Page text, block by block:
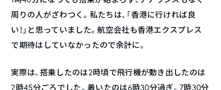
周りの人がざわつく。私たちは、「香港に行ければ良
い！」と思っていました。航空会社も香港エクスプレス
で期待はしていなかったので余計に。
実際は、搭乗したのは2時頃で飛行機が動き出したのは
2時45分ごろでした。着いたのは6時30分過ぎ。7時30分